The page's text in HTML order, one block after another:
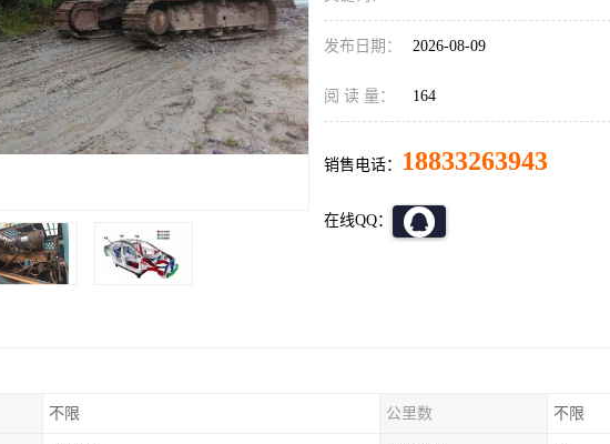
发布日期： 2026-08-09
阅 读 量： 164
销售电话： 18833263943
在线QQ：
不限 公里数 不限